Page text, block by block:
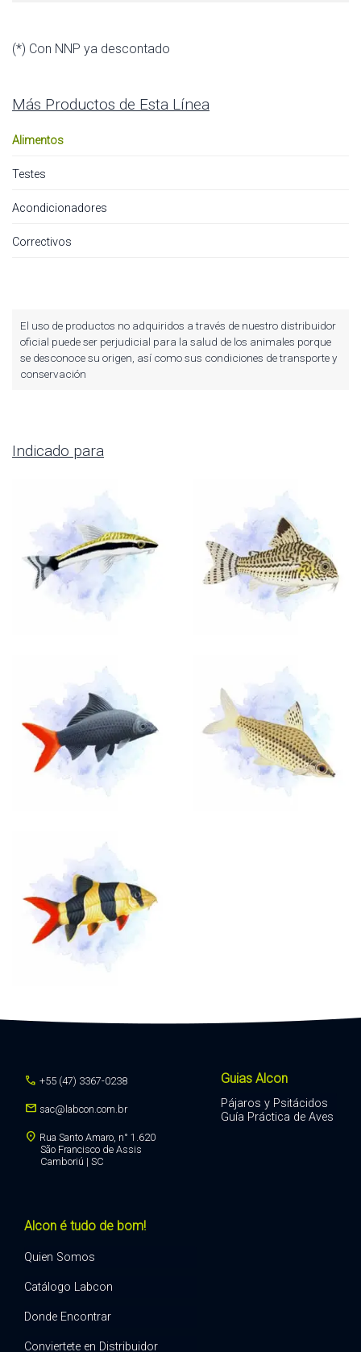
(*) Con NNP ya descontado
Más Productos de Esta Línea
Alimentos
Testes
Acondicionadores
Correctivos
El uso de productos no adquiridos a través de nuestro distribuidor
oficial puede ser perjudicial para la salud de los animales porque
se desconoce su origen, así como sus condiciones de transporte y
conservación
Indicado para
call +55 (47) 3367-0238
mail sac@labcon.com.br
location_on Rua Santo Amaro, n° 1.620
São Francisco de Assis
Camboriú | SC
Alcon é tudo de bom!
Quien Somos
Catálogo Labcon
Donde Encontrar
Conviertete en Distribuidor
Guias Alcon
Pájaros y Psitácidos
Guía Práctica de Aves